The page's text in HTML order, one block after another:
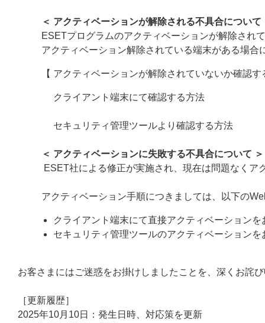
＜ アクティベーションが解除される不具合について
ESETプログラムのアクティベーションが解除され
アクティベーション解除されている端末がある場
【 アクティベーションが解除されていないか確認す
クライアント端末にて確認する方法
セキュリティ管理ツールより確認する方法
＜ アクティベーションに失敗する不具合について ＞
ESET社による修正が実施され、現在は問題なくア
アクティベーション手順につきましては、以下の
クライアント端末にて直接アクティベーションを
セキュリティ管理ツールのアクティベーションを
お客さまにはご迷惑をお掛けしましたことを、深くお詫
［更新履歴］
2025年10月10日：発生日時、対応策を更新